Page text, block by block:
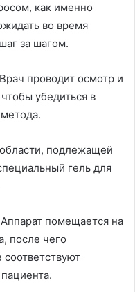
как именно
во время
за шагом.
проводит осмотр и
убедиться в
подлежащей
гель для
помещается на
после чего